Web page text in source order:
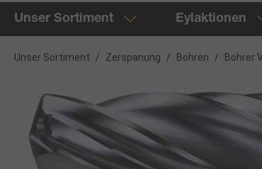
Unser Sortiment Eylaktionen
Unser Sortiment / Zerspanung / Bohren / Bohrer